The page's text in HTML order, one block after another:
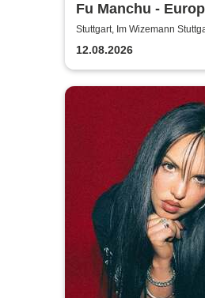
Fu Manchu -
2026
Stuttgart, Im Wizemann
12.08.2026